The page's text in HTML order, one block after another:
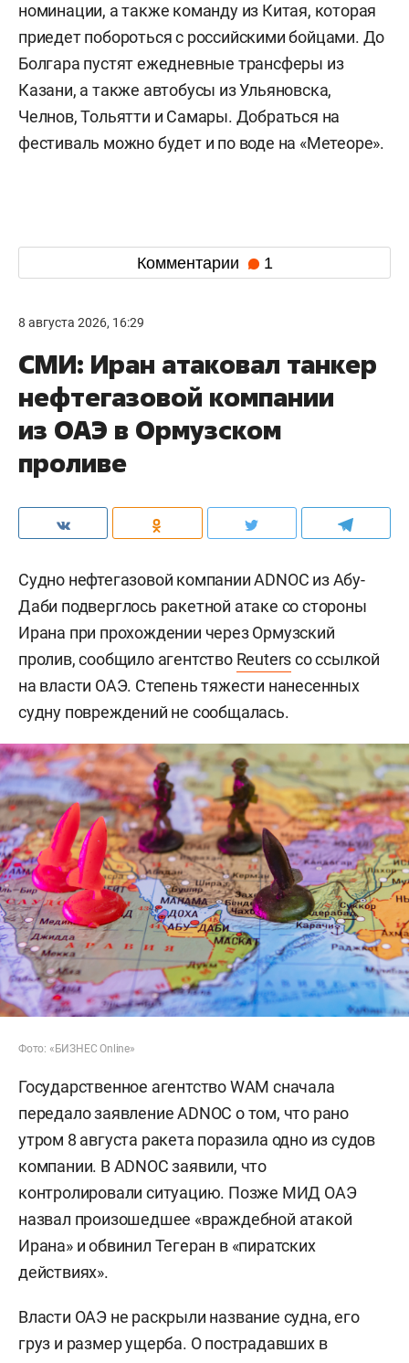
номинации, а также команду из Китая, которая
приедет побороться с российскими бойцами. До
Болгара пустят ежедневные трансферы из
Казани, а также автобусы из Ульяновска,
Челнов, Тольятти и Самары. Добраться на
фестиваль можно будет и по воде на «Метеоре».
Комментарии 1
8 августа 2026, 16:29
СМИ: Иран атаковал танкер
нефтегазовой компании
из ОАЭ в Ормузском
проливе
Судно нефтегазовой компании ADNOC из Абу-
Даби подверглось ракетной атаке со стороны
Ирана при прохождении через Ормузский
пролив, сообщило агентство Reutersсо ссылкой
на власти ОАЭ. Степень тяжести нанесенных
судну повреждений не сообщалась.
Фото: «БИЗНЕС Online»
Государственное агентство WAM сначала
передало заявление ADNOC о том, что рано
утром 8 августа ракета поразила одно из судов
компании. В ADNOC заявили, что
контролировали ситуацию. Позже МИД ОАЭ
назвал произошедшее «враждебной атакой
Ирана» и обвинил Тегеран в «пиратских
действиях».
Власти ОАЭ не раскрыли название судна, его
груз и размер ущерба. О пострадавших в